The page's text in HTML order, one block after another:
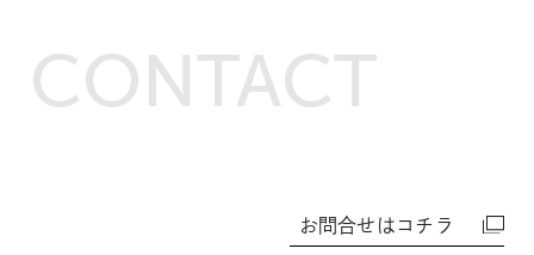
CONTACT
お問合せはコチラ